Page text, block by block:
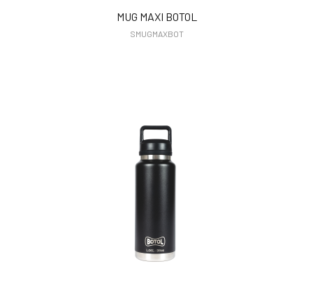
MUG MAXI BOTOL
SMUGMAXBOT